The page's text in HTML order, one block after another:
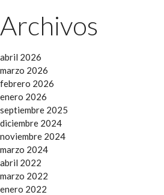
Archivos
abril 2026
marzo 2026
febrero 2026
enero 2026
septiembre 2025
diciembre 2024
noviembre 2024
marzo 2024
abril 2022
marzo 2022
enero 2022